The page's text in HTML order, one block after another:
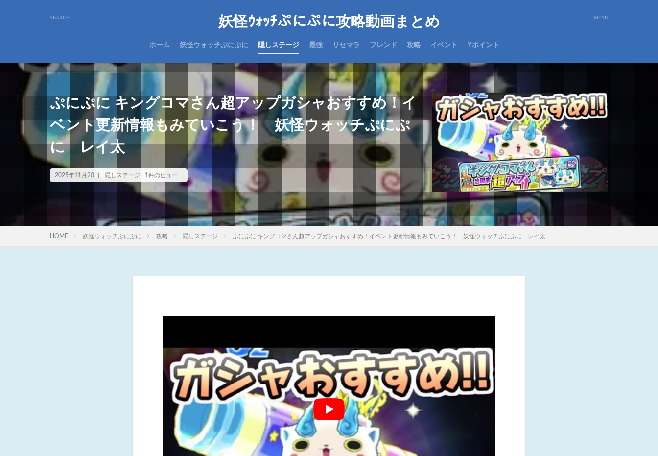
妖怪ｳｫｯﾁぷにぷに攻略動画まとめ
ホーム 妖怪ウォッチぷにぷに 隠しステージ 最強 リセマラ フレンド 攻略 イベント Yポイント
ぷにぷに キングコマさん超アップガシャおすすめ！イ
ベント更新情報もみていこう！ 妖怪ウォッチぷにぷ
に レイ太
2025年11月20日 隠しステージ 1件のビュー
HOME 妖怪ウォッチぷにぷに 攻略 隠しステージ ぷにぷに キングコマさん超アップガシャおすすめ！イベント更新情報もみていこう！ 妖怪ウォッチぷにぷに レイ太